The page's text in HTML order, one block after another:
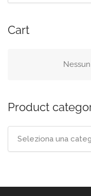
Cart
Product
Seleziona una